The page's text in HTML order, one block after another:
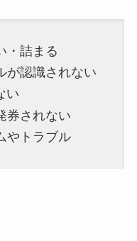
・詰まる
が認識されない
い
券されない
やトラブル